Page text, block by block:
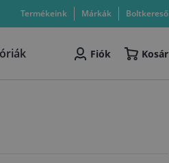
Termékeink Márkák Boltkereső
Fiók Kosár